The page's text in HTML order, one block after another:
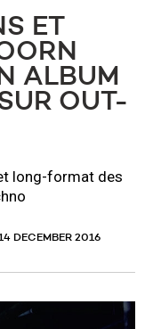
ET
ALBUM
OUT-
long-format des
DECEMBER 2016